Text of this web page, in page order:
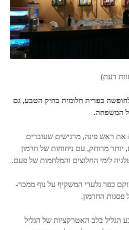
כפרית חלומית בחיק הטבע, גם
המשפחה.
את ראש פינה, מרגישים שעוברים
מרוחק, עם ניחוחות של חרמון
לימי החלוצים והמלחמות של פעם.
כפר גלעדי המשקיף על נוף ממכר-
פסגות החרמון.
הגליל בלב האטרקציות של הגליל